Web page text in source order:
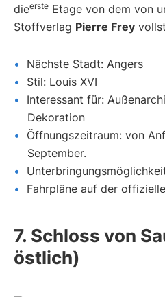
dieerste Etage von dem von
Stoffverlag Pierre Frey
Nächste Stadt: Angers
Stil: Louis XVI
Interessant für:
Dekoration
Öffnungszeitraum: von
September.
Fahrpläne auf der
7. Schloss von
östlich)